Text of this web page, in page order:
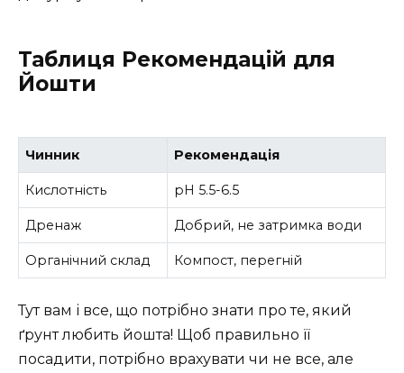
Таблиця Рекомендацій для
Йошти
Чинник Рекомендація
Кислотність pH 5.5-6.5
Дренаж Добрий, не затримка води
Органічний склад Компост, перегній
Тут вам і все, що потрібно знати про те, який
ґрунт любить йошта! Щоб правильно її
посадити, потрібно врахувати чи не все, але